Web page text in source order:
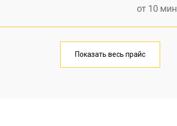
от 10 мин
от 40 мин
Показать весь прайс